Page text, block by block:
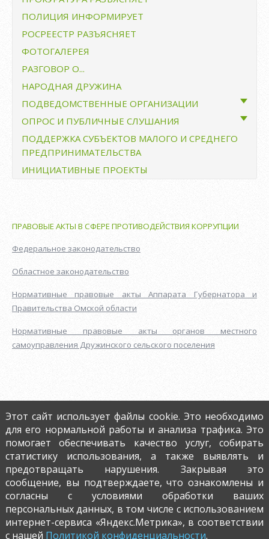
Образование
Культура
Спорт и молодежная политика
Библиотеки
МКУ "Возрождение"
ПОЛИЦИЯ ИНФОРМИРУЕТ
РОСРЕЕСТР РАЗЪЯСНЯЕТ
ФОТОГАЛЕРЕЯ
РАЗГОВОР О...
НАРОДНАЯ ДРУЖИНА
ПОДВЕДОМСТВЕННЫЕ ОРГАНИЗАЦИИ
МКУ «Возрождение»
МКП ДСП «Дружинское»
ОПРОС И ПУБЛИЧНЫЕ СЛУШАНИЯ
Публичные слушания
Общественные обсуждения
Опрос граждан
ПОДДЕРЖКА СУБЪЕКТОВ МАЛОГО И СРЕДНЕГО
ПРЕДПРИНИМАТЕЛЬСТВА
ИНИЦИАТИВНЫЕ ПРОЕКТЫ
ПРАВОВЫЕ АКТЫ В СФЕРЕ ПРОТИВОДЕЙСТВИЯ КОРРУПЦИИ
Федеральное законодательство
Областное законодательство
Нормативные правовые акты Аппарата Губернатора и
Правительства Омской области
Нормативные правовые акты органов местного
самоуправления Дружинского сельского поселения
© 2026 • Разработка и поддержка:ООО «СибСР»
Политика конфиденциальности
Все права защищенны законом и международными
соглашениями.
Этот сайт использует файлы cookie. Это необходимо
для его нормальной работы и анализа трафика. Это
помогает обеспечивать качество услуг, собирать
статистику использования, а также выявлять и
предотвращать нарушения. Закрывая это
сообщение, вы подтверждаете, что ознакомлены и
согласны с условиями обработки ваших
персональных данных, в том числе с использованием
интернет-сервиса «Яндекс.Метрика», в соответствии
с нашей Политикой конфиденциальности.